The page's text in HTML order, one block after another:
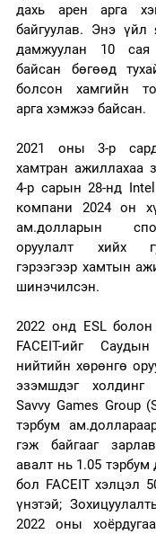
дахь арен арга
байгуулав. Энэ үйл
дамжуулан 10 сая
байсан бөгөөд
болсон хамгийн
арга хэмжээ байсан.
2021 оны 3-р
хамтран ажиллахаа
4-р сарын 28-нд
компани 2024 он
ам.долларын
оруулалт хийх
гэрээгээр хамтын
шинэчилсэн.
2022 онд ESL
FACEIT-ийг
нийтийн хөрөнгө
эзэмшдэг
Savvy Games Group
тэрбум
гэж байгааг
авалт нь 1.05
бол FACEIT хэлцэл
үнэтэй;
2022 оны